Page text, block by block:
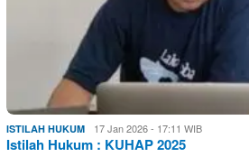
ISTILAH HUKUM 17 Jan 2026 - 17:11 WIB
Istilah Hukum : KUHAP 2025